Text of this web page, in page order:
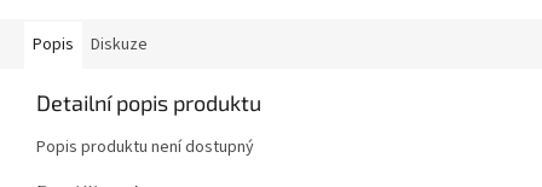
Popis Diskuze
Detailní popis produktu
Popis produktu není dostupný